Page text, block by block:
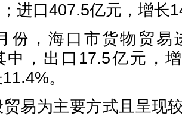
进口407.5亿元，增长
，海口市货物贸易
中，出口17.5亿元，
。
为主要方式且呈现较